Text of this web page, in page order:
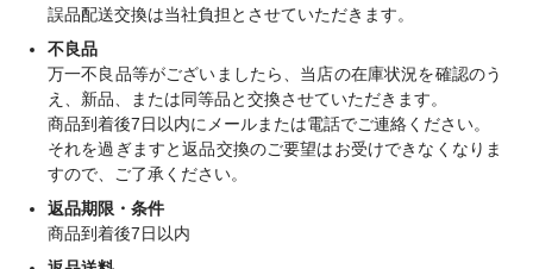
誤品配送交換は当社負担とさせていただきます。
不良品
万一不良品等がございましたら、当店の在庫状況を確認のう
え、新品、または同等品と交換させていただきます。
商品到着後7日以内にメールまたは電話でご連絡ください。
それを過ぎますと返品交換のご要望はお受けできなくなりま
すので、ご了承ください。
返品期限・条件
商品到着後7日以内